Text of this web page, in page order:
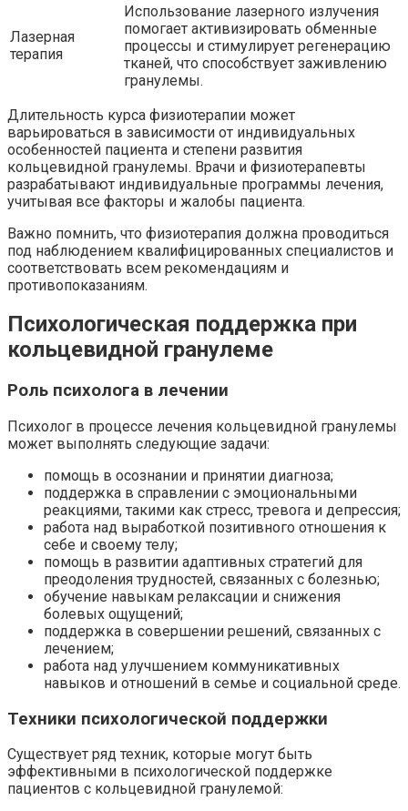
Лазерная
терапия
Использование лазерного излучения
помогает активизировать обменные
процессы и стимулирует регенерацию
тканей, что способствует заживлению
гранулемы.
Длительность курса физиотерапии может
варьироваться в зависимости от индивидуальных
особенностей пациента и степени развития
кольцевидной гранулемы. Врачи и физиотерапевты
разрабатывают индивидуальные программы лечения,
учитывая все факторы и жалобы пациента.
Важно помнить, что физиотерапия должна проводиться
под наблюдением квалифицированных специалистов и
соответствовать всем рекомендациям и
противопоказаниям.
Психологическая поддержка при
кольцевидной гранулеме
Роль психолога в лечении
Психолог в процессе лечения кольцевидной гранулемы
может выполнять следующие задачи:
помощь в осознании и принятии диагноза;
поддержка в справлении с эмоциональными
реакциями, такими как стресс, тревога и депрессия;
работа над выработкой позитивного отношения к
себе и своему телу;
помощь в развитии адаптивных стратегий для
преодоления трудностей, связанных с болезнью;
обучение навыкам релаксации и снижения
болевых ощущений;
поддержка в совершении решений, связанных с
лечением;
работа над улучшением коммуникативных
навыков и отношений в семье и социальной среде.
Техники психологической поддержки
Существует ряд техник, которые могут быть
эффективными в психологической поддержке
пациентов с кольцевидной гранулемой: